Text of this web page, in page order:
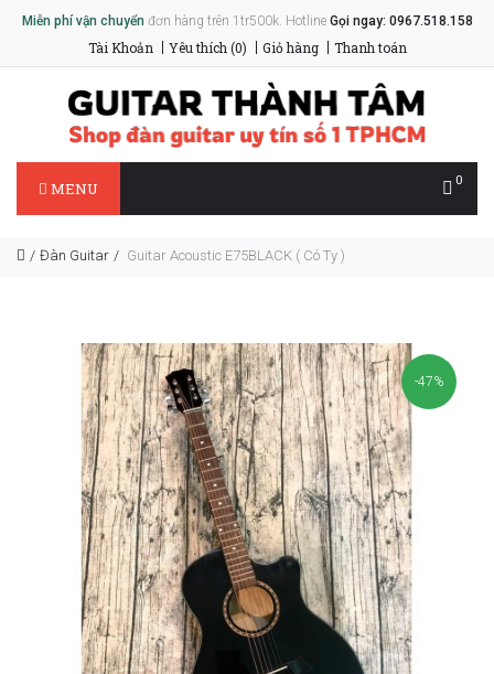
Miễn phí vận chuyểnđơn hàng trên 1tr500k. Hotline Gọi ngay: 0967.518.158
Tài Khoản Yêu thích (0) Giỏ hàng Thanh toán
0
MENU
Đàn Guitar Guitar Acoustic E75BLACK ( Có Ty )
-47%